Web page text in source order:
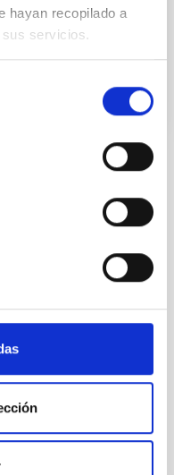
hayan recopilado a
servicios.
a Mantenimiento
tendrá
gente